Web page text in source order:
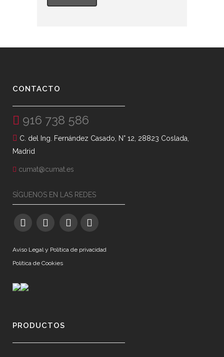
CONTACTO
916 738 586
C. del Ing. Fernández Casado, N° 12, 28823 Coslada,
Madrid
cumat@cumat.es
SÍGUENOS EN LAS REDES
Aviso Legal y Política de privacidad
Política de Cookies
PRODUCTOS